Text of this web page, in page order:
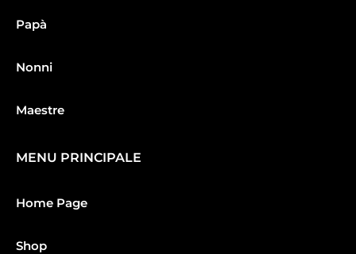
Papà
Nonni
Maestre
MENU PRINCIPALE
Home Page
Shop